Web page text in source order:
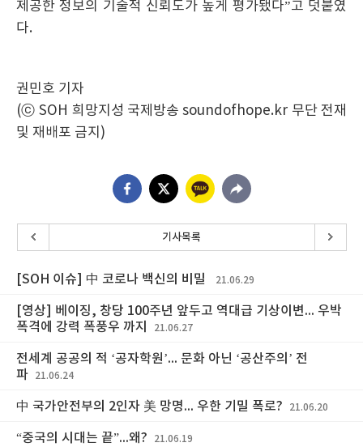
제공한 정보의 기술적 신뢰도가 높게 평가됐다”고 덧붙였
다.
권민호 기자
(ⓒ SOH 희망지성 국제방송 soundofhope.kr 무단 전재
및 재배포 금지)
기사목록
[SOH 이슈] 中 코로나 백신의 비밀 21.06.29
[영상] 베이징, 창당 100주년 앞두고 역대급 기상이변... 우박
폭격에 강력 폭풍우 까지
21.06.27
전세계 공공의 적 ‘공자학원’... 문화 아닌 ‘공산주의’ 전
파
21.06.24
中 국가안전부의 2인자 美 망명... 우한 기밀 폭로? 21.06.20
“중국의 시대는 끝”...왜? 21.06.19